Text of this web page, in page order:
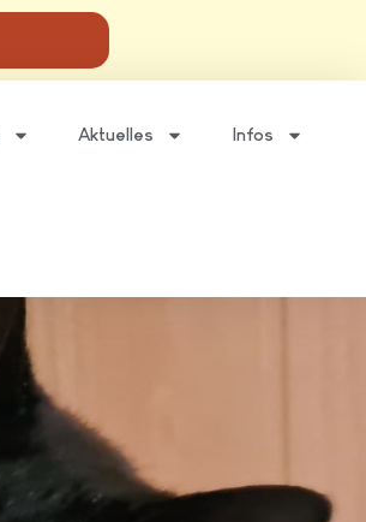
Aktuelles Infos